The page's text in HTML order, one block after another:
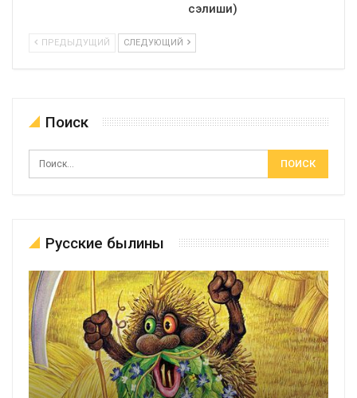
сэлиши)
ПРЕДЫДУЩИЙ СЛЕДУЮЩИЙ
Поиск
Русские былины